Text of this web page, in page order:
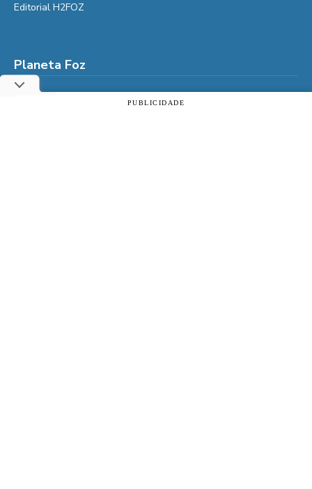
Editorial H2FOZ
Planeta Foz
PUBLICIDADE